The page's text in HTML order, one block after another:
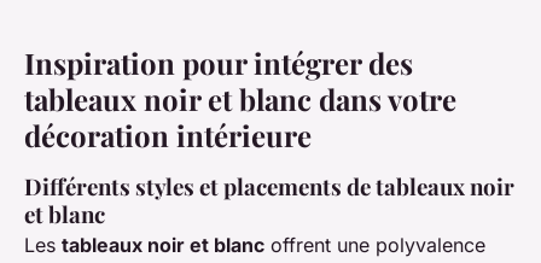
Inspiration pour intégrer des
tableaux noir et blanc dans votre
décoration intérieure
Différents styles et placements de tableaux noir
et blanc
Les tableaux noir et blanc offrent une polyvalence